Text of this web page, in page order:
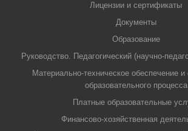
Лицензии и сертификаты
Документы
Образование
Руководство. Педагогический (научно-
Материально-техническое обеспечение
образовательного процесса
Платные образовательные
Финансово-хозяйственная